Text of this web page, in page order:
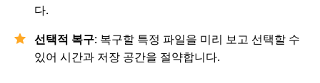
다.
선택적 복구: 복구할 특정 파일을 미리 보고 선택할 수
있어 시간과 저장 공간을 절약합니다.